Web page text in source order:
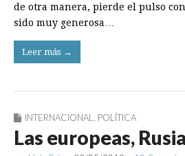
de otra manera, pierde el pulso
sido muy generosa…
Leer más →
INTERNACIONAL POLÍTICA
Las europeas,